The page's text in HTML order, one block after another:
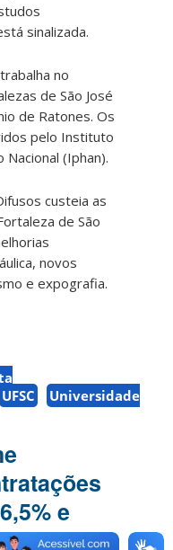
sinalizada.
no
de São José
de Ratones. Os
pelo Instituto
(Iphan).
custeia as
de São
novos
e expografia.
UFSC
Universidade
e